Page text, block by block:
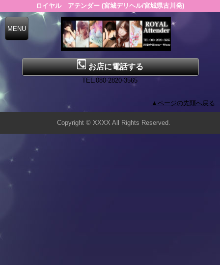
ロイヤル アテンダー (宮城デリヘル/宮城県古川発)
お店に電話する
TEL.080-2820-3565
▲ページの先頭へ戻る
Copyright © XXXX All Rights Reserved.